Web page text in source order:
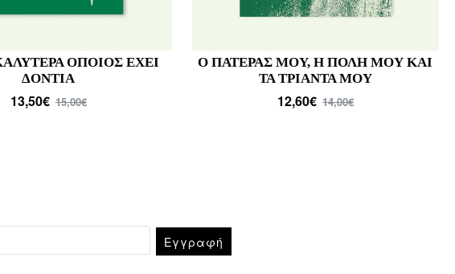
ΜΕΣΑ ΧΡΩΜΑ
10,80€ 12,00€
Η ΕΝΟΙΚΟΣ ΤΟΥ ΓΟΥΑΪΛΝΤΦΕΛ ΧΟΛ
25,20€ 28,00€
Εγγραφή